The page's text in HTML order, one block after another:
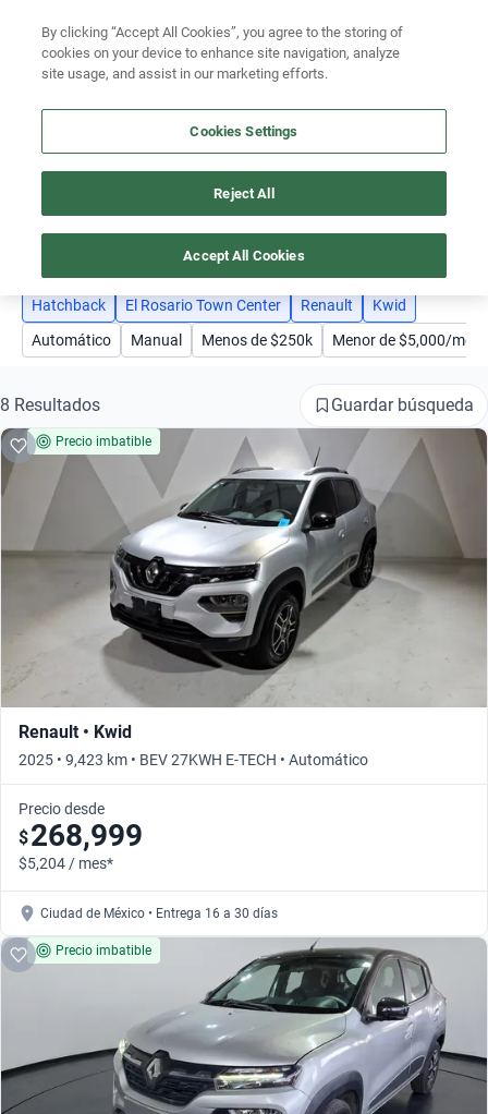
Ubicación
AUTOS RENAULT KWID EL ROSARIO TOWN CENTER HATCHBACK
Busca por año
Busca por versión
Busca por año
4
Hatchback El Rosario Town Center Renault
Kwid
Automático
Manual Menos de $250k Menor de $5,000/mes
8 Resultados Guardar búsqueda
Precio imbatible
Renault • Kwid
2025 • 9,423 km • BEV 27KWH E-TECH • Automático
Precio desde
$268,999
$5,204 / mes*
Ciudad de México • Entrega 16 a 30 días
Precio imbatible
By clicking “Accept All Cookies”, you agree to the storing of
cookies on your device to enhance site navigation, analyze
site usage, and assist in our marketing efforts.
Cookies Settings
Reject All
Accept All Cookies